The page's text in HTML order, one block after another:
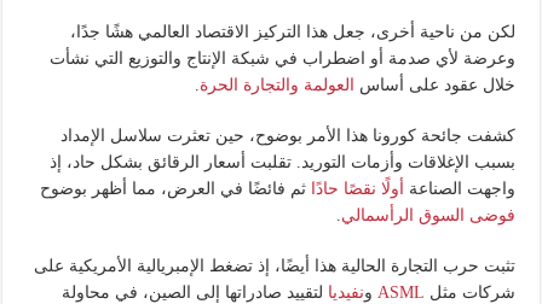
لكن من ناحية أخرى، جعل هذا التركيز الاقتصاد العالمي هشًا جدًا،
وعرضة لأي صدمة أو اضطراب في شبكة الإنتاج والتوزيع التي نشأت
خلال عقود على أساس
العولمة والتجارة الحرة.
كشفت جائحة كورونا هذا الأمر بوضوح، حين تعثرت سلاسل الإمداد
بسبب الإغلاقات وأزمات التوريد. تقلبت أسعار الرقائق بشكل حاد، إذ
واجهت الصناعة أولًا نقصًا حادًا ثم فائضًا في العرض، مما أظهر بوضوح
فوضى السوق الرأسمالي.
تثبت حرب التجارة الحالية هذا أيضًا، إذ تضغط الإمبريالية الأمريكية على
شركات مثل ASML ونفيديا لتقييد صادراتها إلى الصين، في محاولة